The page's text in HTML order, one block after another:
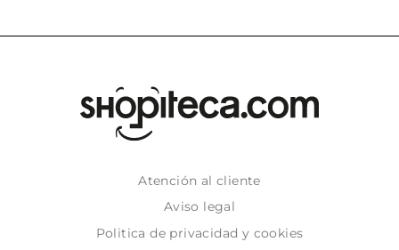
Atención al cliente
Aviso legal
Politica de privacidad y cookies